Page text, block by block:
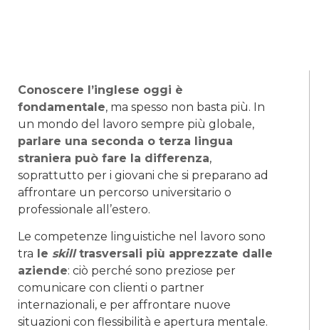
Conoscere l’inglese oggi è
fondamentale, ma spesso non basta più. In
un mondo del lavoro sempre più globale,
parlare una seconda o terza lingua
straniera può fare la differenza,
soprattutto per i giovani che si preparano ad
affrontare un percorso universitario o
professionale all’estero.
Le competenze linguistiche nel lavoro sono
tra le skilltrasversali più apprezzate dalle
aziende: ciò perché sono preziose per
comunicare con clienti o partner
internazionali, e per affrontare nuove
situazioni con flessibilità e apertura mentale.